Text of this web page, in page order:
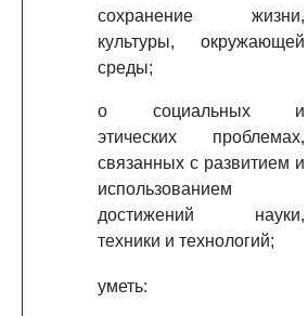
сохранение жизни,
культуры, окружающей
среды;
о социальных и
этических проблемах,
связанных с развитием и
использованием
достижений науки,
техники и технологий;
уметь: